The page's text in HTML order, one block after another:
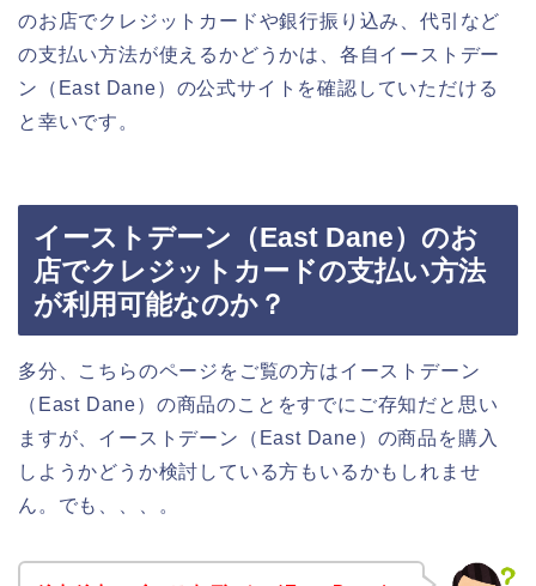
のお店でクレジットカードや銀行振り込み、代引など
の支払い方法が使えるかどうかは、各自イーストデー
ン（East Dane）の公式サイトを確認していただける
と幸いです。
イーストデーン（East Dane）のお
店でクレジットカードの支払い方法
が利用可能なのか？
多分、こちらのページをご覧の方はイーストデーン
（East Dane）の商品のことをすでにご存知だと思い
ますが、イーストデーン（East Dane）の商品を購入
しようかどうか検討している方もいるかもしれませ
ん。でも、、、。